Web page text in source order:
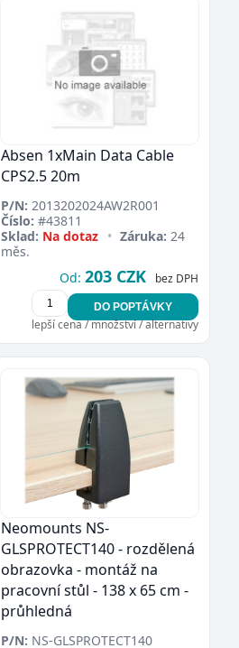
Absen 1xMain Data Cable
CPS2.5 20m
P/N: 2013202024AW2R001
Číslo: #43811
Sklad: Na dotaz • Záruka: 24
měs.
Od: 203 CZK bez DPH
DO POPTÁVKY
lepší cena / množství / alternativy
Neomounts NS-
GLSPROTECT140 - rozdělená
obrazovka - montáž na
pracovní stůl - 138 x 65 cm -
průhledná
P/N: NS-GLSPROTECT140